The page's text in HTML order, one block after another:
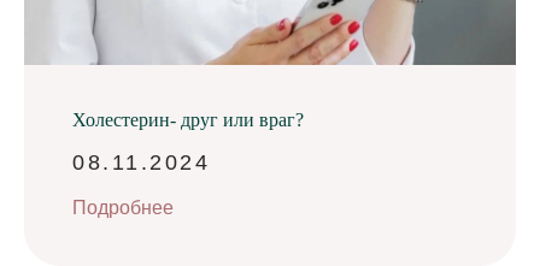
Холестерин- друг или враг?
08.11.2024
Подробнее